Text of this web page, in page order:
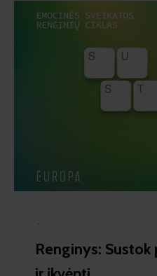
Renginys:
ir įkvėpti